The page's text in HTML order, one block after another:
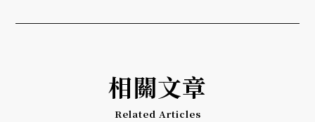
相關文章
Related Articles